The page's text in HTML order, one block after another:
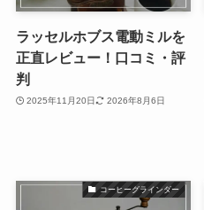
ラッセルホブス電動ミルを
正直レビュー！口コミ・評
判
2025年11月20日 2026年8月6日
コーヒーグラインダー